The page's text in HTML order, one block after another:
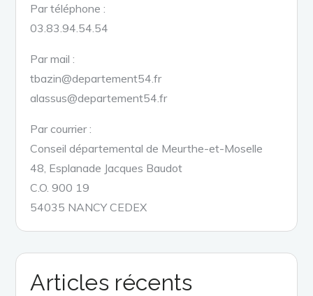
Par téléphone :
03.83.94.54.54
Par mail :
tbazin@departement54.fr
alassus@departement54.fr
Par courrier :
Conseil départemental de Meurthe-et-Moselle
48, Esplanade Jacques Baudot
C.O. 900 19
54035 NANCY CEDEX
Articles récents